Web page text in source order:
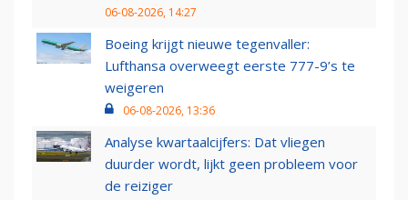
06-08-2026, 14:27
Boeing krijgt nieuwe tegenvaller:
Lufthansa overweegt eerste 777-9’s te
weigeren
06-08-2026, 13:36
Analyse kwartaalcijfers: Dat vliegen
duurder wordt, lijkt geen probleem voor
de reiziger